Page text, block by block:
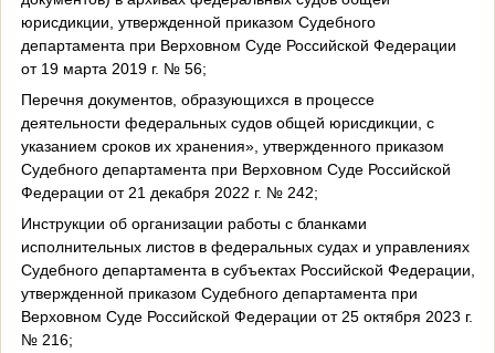
юрисдикции, утвержденной приказом Судебного
департамента при Верховном Суде Российской Федерации
от 19 марта 2019 г. № 56;
Перечня документов, образующихся в процессе
деятельности федеральных судов общей юрисдикции, с
указанием сроков их хранения», утвержденного приказом
Судебного департамента при Верховном Суде Российской
Федерации от 21 декабря 2022 г. № 242;
Инструкции об организации работы с бланками
исполнительных листов в федеральных судах и управлениях
Судебного департамента в субъектах Российской Федерации,
утвержденной приказом Судебного департамента при
Верховном Суде Российской Федерации от 25 октября 2023 г.
№ 216;